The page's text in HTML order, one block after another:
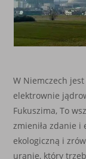
W Niemczech
elektrownie
Fukuszima, To
zmieniła zdanie i
ekologiczną i
uranie, który